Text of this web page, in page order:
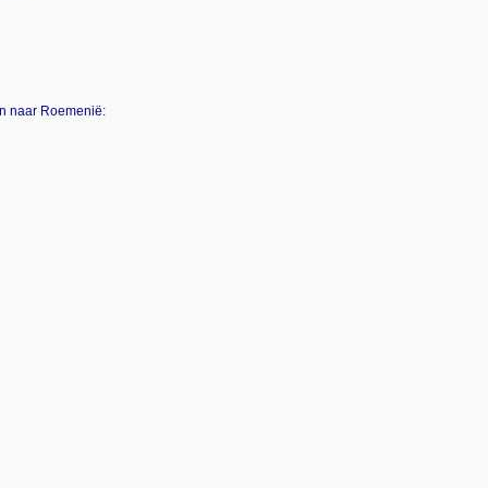
naar Roemenië: